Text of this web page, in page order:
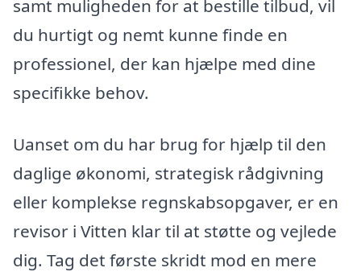
samt muligheden for at bestille tilbud, vil
du hurtigt og nemt kunne finde en
professionel, der kan hjælpe med dine
specifikke behov.
Uanset om du har brug for hjælp til den
daglige økonomi, strategisk rådgivning
eller komplekse regnskabsopgaver, er en
revisor i Vitten klar til at støtte og vejlede
dig. Tag det første skridt mod en mere